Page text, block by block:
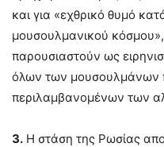
και για «εχθρικό θυμό
μουσουλμανικού κόσμου»,
παρουσιαστούν ως
όλων των μουσουλμάνων
περιλαμβανομένων των
3. Η στάση της Ρωσίας